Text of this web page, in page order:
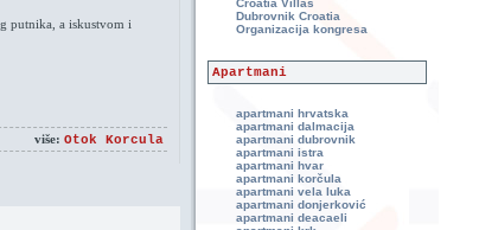
putnika, a iskustvom i
više: Otok Korcula
Croatia Villas
Dubrovnik Croatia
Organizacija kongresa
Apartmani
apartmani hrvatska
apartmani dalmacija
apartmani dubrovnik
apartmani istra
apartmani hvar
apartmani korčula
apartmani vela luka
apartmani donjerković
apartmani deacaeli